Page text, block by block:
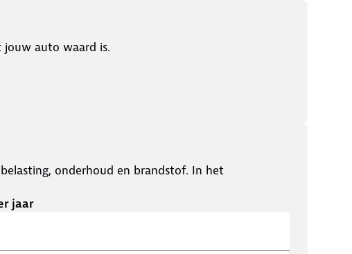
jouw auto waard is.
onderhoud en brandstof. In het
jaar